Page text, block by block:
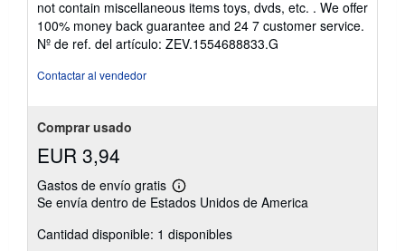
5
estrellas
not contain miscellaneous items toys, dvds, etc. . We offer
100% money back guarantee and 24 7 customer service.
Nº de ref. del artículo: ZEV.1554688833.G
Contactar al vendedor
Comprar usado
EUR 3,94
Gastos de envío gratis
Más
información
las
tarifas
Se envía dentro de Estados Unidos de America
Cantidad disponible: 1 disponibles